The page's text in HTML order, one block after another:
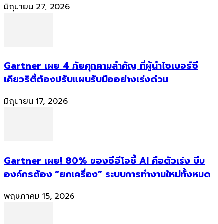
มิถุนายน 27, 2026
Gartner เผย 4 ภัยคุกคามสำคัญ ที่ผู้นำไซเบอร์ซี
เคียวริตี้ต้องปรับแผนรับมืออย่างเร่งด่วน
มิถุนายน 17, 2026
Gartner เผย! 80% ของซีอีโอชี้ AI คือตัวเร่ง บีบ
องค์กรต้อง “ยกเครื่อง” ระบบการทำงานใหม่ทั้งหมด
พฤษภาคม 15, 2026